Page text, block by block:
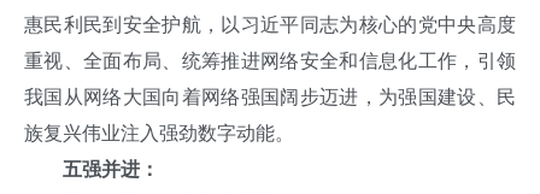
惠民利民到安全护航，以习近平同志为核心的党中央高度
重视、全面布局、统筹推进网络安全和信息化工作，引领
我国从网络大国向着网络强国阔步迈进，为强国建设、民
族复兴伟业注入强劲数字动能。
五强并进：